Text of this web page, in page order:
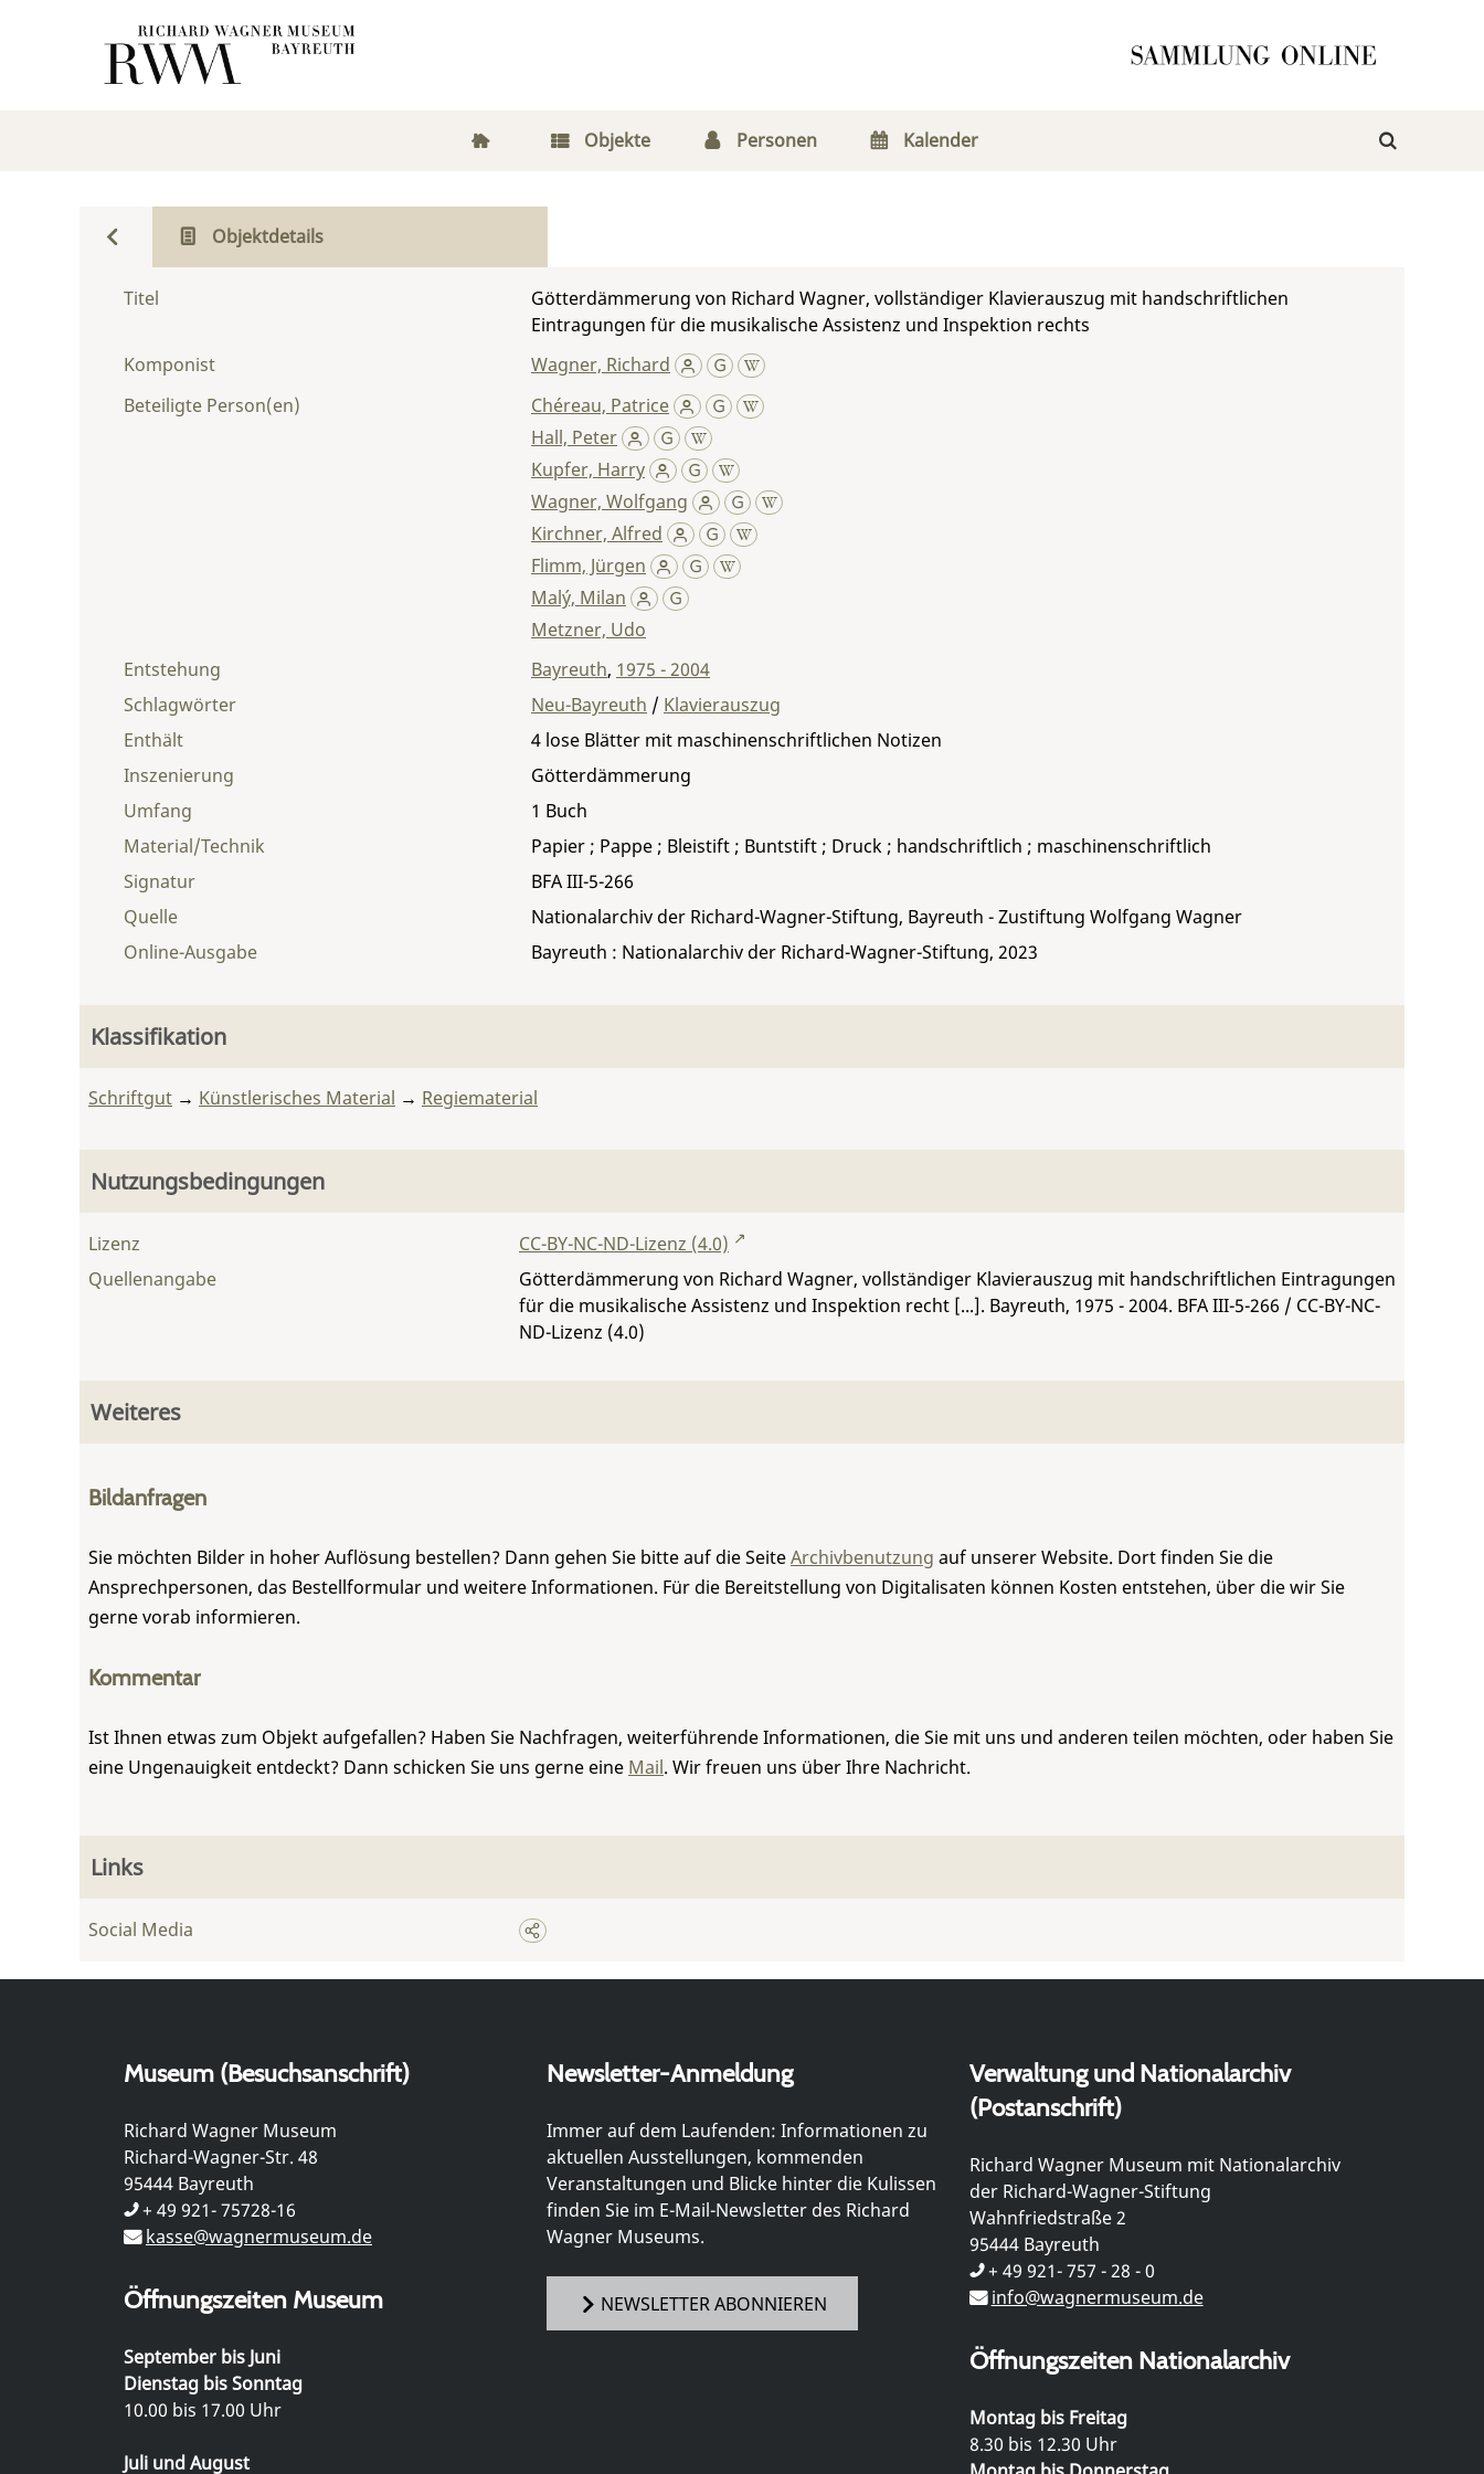
Objekte Personen Kalender
Objektdetails
Titel
Götterdämmerung von Richard Wagner, vollständiger Klavierauszug mit handschriftlichen
Eintragungen für die musikalische Assistenz und Inspektion rechts
Komponist
Wagner, Richard
Beteiligte Person(en)
Chéreau, Patrice
Hall, Peter
Kupfer, Harry
Wagner, Wolfgang
Kirchner, Alfred
Flimm, Jürgen
Malý, Milan
Metzner, Udo
Entstehung
Bayreuth, 1975 - 2004
Umfang
1 Buch
Material/Technik
Papier ; Pappe ; Bleistift ; Buntstift ; Druck ; handschriftlich ; maschinenschriftlich
Enthält
4 lose Blätter mit maschinenschriftlichen Notizen
Inszenierung
Götterdämmerung
Signatur
BFA III-5-266
Quelle
Nationalarchiv der Richard-Wagner-Stiftung, Bayreuth - Zustiftung Wolfgang Wagner
Schlagwörter Neu-Bayreuth / Klavierauszug
Online-Ausgabe Bayreuth : Nationalarchiv der Richard-Wagner-Stiftung, 2023
Klassifikation
Schriftgut → Künstlerisches Material → Regiematerial
Nutzungsbedingungen
Lizenz
CC-BY-NC-ND-Lizenz (4.0)
Quellenangabe
Götterdämmerung von Richard Wagner, vollständiger Klavierauszug mit handschriftlichen Eintragungen
für die musikalische Assistenz und Inspektion recht [...]. Bayreuth, 1975 - 2004. BFA III-5-266 / CC-BY-NC-
ND-Lizenz (4.0)
Weiteres
Bildanfragen
Sie möchten Bilder in hoher Auflösung bestellen? Dann gehen Sie bitte auf die SeiteArchivbenutzung auf unserer Website. Dort finden Sie die
Ansprechpersonen, das Bestellformular und weitere Informationen. Für die Bereitstellung von Digitalisaten können Kosten entstehen, über die wir Sie
gerne vorab informieren.
Kommentar
Ist Ihnen etwas zum Objekt aufgefallen? Haben Sie Nachfragen, weiterführende Informationen, die Sie mit uns und anderen teilen möchten, oder haben Sie
eine Ungenauigkeit entdeckt? Dann schicken Sie uns gerne eine Mail. Wir freuen uns über Ihre Nachricht.
Links
Social Media
Museum (Besuchsanschrift)
Richard Wagner Museum
Richard-Wagner-Str. 48
95444 Bayreuth
+ 49 921- 75728-16
kasse@wagnermuseum.de
Öffnungszeiten Museum
September bis Juni
Dienstag bis Sonntag
10.00 bis 17.00 Uhr
Juli und August
Newsletter-Anmeldung
Immer auf dem Laufenden: Informationen zu
aktuellen Ausstellungen, kommenden
Veranstaltungen und Blicke hinter die Kulissen
finden Sie im E-Mail-Newsletter des Richard
Wagner Museums.
NEWSLETTER ABONNIEREN
Verwaltung und Nationalarchiv
(Postanschrift)
Richard Wagner Museum mit Nationalarchiv
der Richard-Wagner-Stiftung
Wahnfriedstraße 2
95444 Bayreuth
+ 49 921- 757 - 28 - 0
info@wagnermuseum.de
Öffnungszeiten Nationalarchiv
Montag bis Freitag
8.30 bis 12.30 Uhr